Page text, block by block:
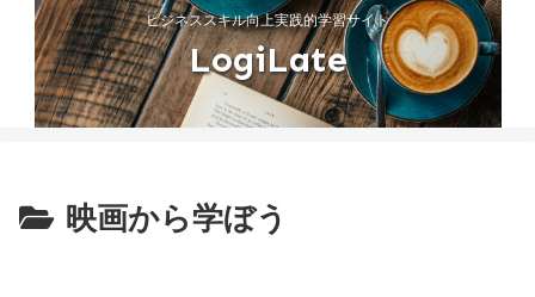
ビジネススキル向上実践的学習サイト
LogiLate
映画から学ぼう